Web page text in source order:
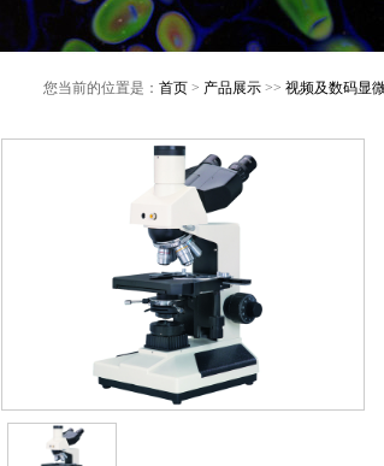
您当前的位置是： 首页 > 产品展示 >> 视频及数码显